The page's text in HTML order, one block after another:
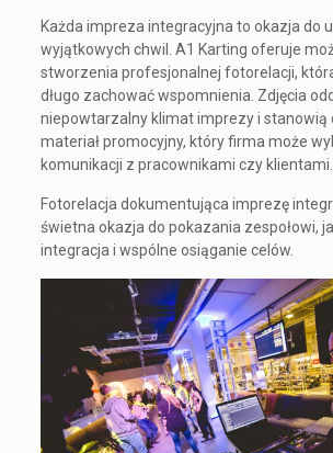
Każda impreza integracyjna to okazja do
wyjątkowych chwil. A1 Karting oferuje
stworzenia profesjonalnej fotorelacji,
długo zachować wspomnienia. Zdjęcia
niepowtarzalny klimat imprezy i stanowią
materiał promocyjny, który firma może
komunikacji z pracownikami czy klientami.
Fotorelacja dokumentująca imprezę
świetna okazja do pokazania zespołowi,
integracja i wspólne osiąganie celów.